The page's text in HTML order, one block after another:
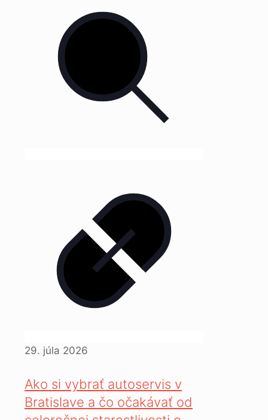
29. júla 2026
Ako si vybrať autoservis v
Bratislave a čo očakávať od